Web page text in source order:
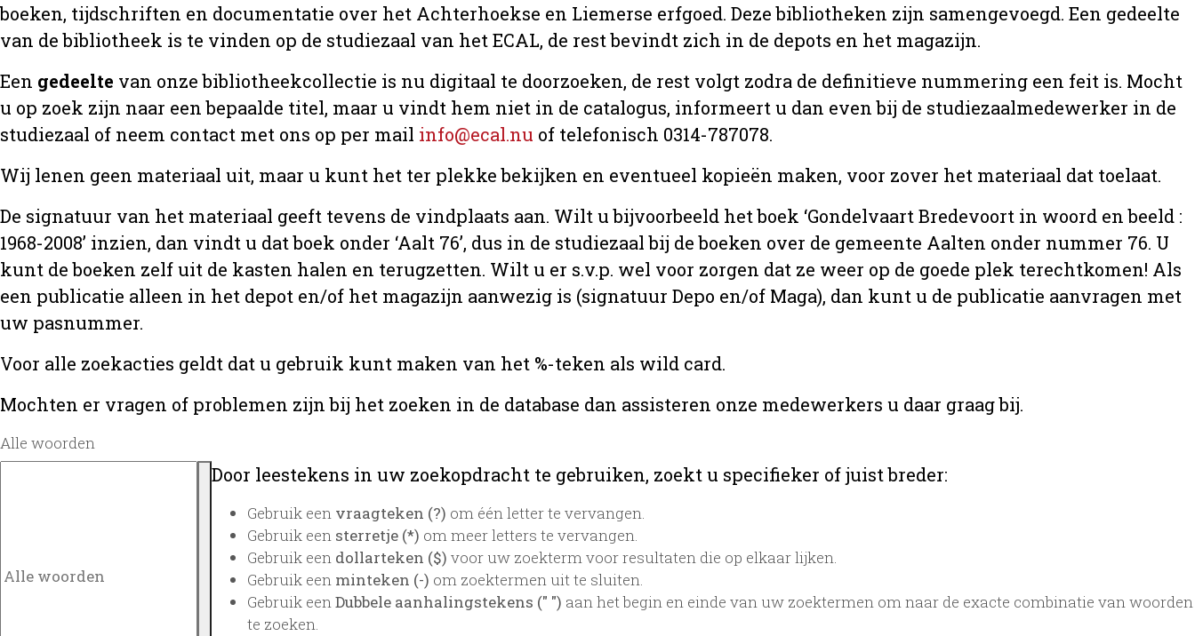
boeken, tijdschriften en documentatie over het Achterhoekse en Liemerse erfgoed. Deze bibliotheken zijn samengevoegd. Een gedeelte
van de bibliotheek is te vinden op de studiezaal van het ECAL, de rest bevindt zich in de depots en het magazijn.
Een gedeelte van onze bibliotheekcollectie is nu digitaal te doorzoeken, de rest volgt zodra de definitieve nummering een feit is. Mocht
u op zoek zijn naar een bepaalde titel, maar u vindt hem niet in de catalogus, informeert u dan even bij de studiezaalmedewerker in de
studiezaal of neem contact met ons op per mail info@ecal.nu of telefonisch 0314-787078.
Wij lenen geen materiaal uit, maar u kunt het ter plekke bekijken en eventueel kopieën maken, voor zover het materiaal dat toelaat.
De signatuur van het materiaal geeft tevens de vindplaats aan. Wilt u bijvoorbeeld het boek ‘Gondelvaart Bredevoort in woord en beeld :
1968-2008’ inzien, dan vindt u dat boek onder ‘Aalt 76’, dus in de studiezaal bij de boeken over de gemeente Aalten onder nummer 76. U
kunt de boeken zelf uit de kasten halen en terugzetten. Wilt u er s.v.p. wel voor zorgen dat ze weer op de goede plek terechtkomen! Als
een publicatie alleen in het depot en/of het magazijn aanwezig is (signatuur Depo en/of Maga), dan kunt u de publicatie aanvragen met
uw pasnummer.
Voor alle zoekacties geldt dat u gebruik kunt maken van het %-teken als wild card.
Mochten er vragen of problemen zijn bij het zoeken in de database dan assisteren onze medewerkers u daar graag bij.
Alle woorden
Door leestekens in uw zoekopdracht te gebruiken, zoekt u specifieker of juist breder:
Gebruik een vraagteken (?) om één letter te vervangen.
Gebruik een sterretje (*) om meer letters te vervangen.
Gebruik een dollarteken ($) voor uw zoekterm voor resultaten die op elkaar lijken.
Gebruik een minteken (-) om zoektermen uit te sluiten.
Gebruik eenDubbele aanhalingstekens (" ") aan het begin en einde van uw zoektermen om naar de exacte combinatie van woorden
te zoeken.